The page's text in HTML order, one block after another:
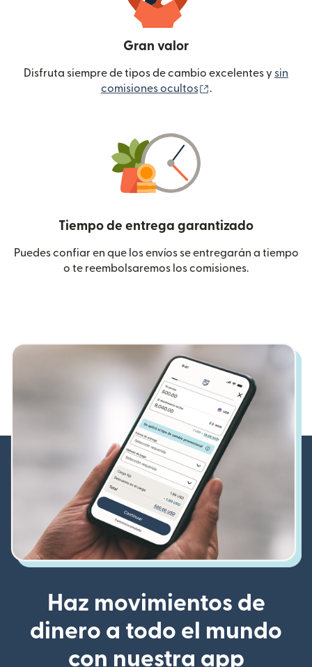
Gran valor
Disfruta siempre de tipos de cambio excelentes y sin
comisiones ocultos
.
Tiempo de entrega garantizado
Puedes confiar en que los envíos se entregarán a tiempo
o te reembolsaremos los comisiones.
Haz movimientos de
dinero a todo el mundo
con nuestra app